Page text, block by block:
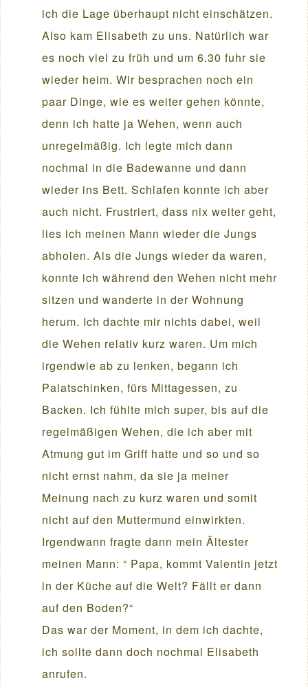
ich die Lage überhaupt nicht einschätzen.
Also kam Elisabeth zu uns. Natürlich war
es noch viel zu früh und um 6.30 fuhr sie
wieder heim. Wir besprachen noch ein
paar Dinge, wie es weiter gehen könnte,
denn ich hatte ja Wehen, wenn auch
unregelmäßig. Ich legte mich dann
nochmal in die Badewanne und dann
wieder ins Bett. Schlafen konnte ich aber
auch nicht. Frustriert, dass nix weiter geht,
lies ich meinen Mann wieder die Jungs
abholen. Als die Jungs wieder da waren,
konnte ich während den Wehen nicht mehr
sitzen und wanderte in der Wohnung
herum. Ich dachte mir nichts dabei, weil
die Wehen relativ kurz waren. Um mich
irgendwie ab zu lenken, begann ich
Palatschinken, fürs Mittagessen, zu
Backen. Ich fühlte mich super, bis auf die
regelmäßigen Wehen, die ich aber mit
Atmung gut im Griff hatte und so und so
nicht ernst nahm, da sie ja meiner
Meinung nach zu kurz waren und somit
nicht auf den Muttermund einwirkten.
Irgendwann fragte dann mein Ältester
meinen Mann: “ Papa, kommt Valentin jetzt
in der Küche auf die Welt? Fällt er dann
auf den Boden?“
Das war der Moment, in dem ich dachte,
ich sollte dann doch nochmal Elisabeth
anrufen.